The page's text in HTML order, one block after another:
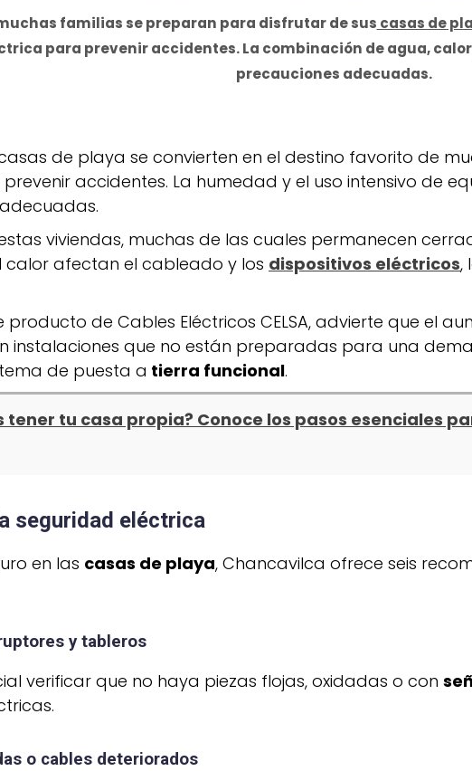
familias se preparan para disfrutar de sus casas de
para prevenir accidentes. La combinación de agua,
precauciones adecuadas.
de playa se convierten en el destino favorito de
accidentes. La humedad y el uso intensivo de
viviendas, muchas de las cuales permanecen
calor afectan el cableado y los dispositivos eléctricos,
producto de Cables Eléctricos CELSA, advierte que el
instalaciones que no están preparadas para una
de puesta a tierra funcional.
tener tu casa propia? Conoce los pasos esenciales
seguridad eléctrica
en las casas de playa, Chancavilca ofrece seis
y tableros
verificar que no haya piezas flojas, oxidadas o con
o cables deteriorados